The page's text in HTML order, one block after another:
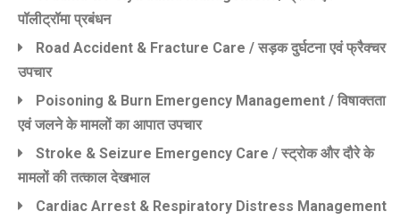
पॉलीट्रॉमा प्रबंधन
Road Accident & Fracture Care / सड़क दुर्घटना एवं फ्रैक्चर
उपचार
Poisoning & Burn Emergency Management / विषाक्तता
एवं जलने के मामलों का आपात उपचार
Stroke & Seizure Emergency Care / स्ट्रोक और दौरे के
मामलों की तत्काल देखभाल
Cardiac Arrest & Respiratory Distress Management